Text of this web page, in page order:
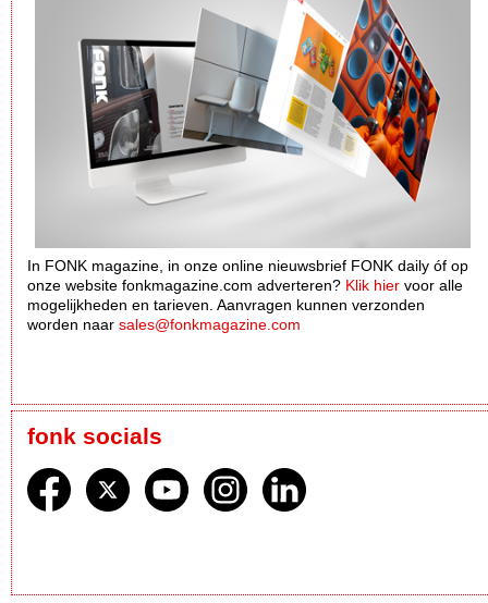
In FONK magazine, in onze online nieuwsbrief FONK daily óf op
onze website fonkmagazine.com adverteren? Klik hier voor alle
mogelijkheden en tarieven. Aanvragen kunnen verzonden
worden naar sales@fonkmagazine.com
fonk socials